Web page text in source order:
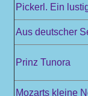
Pickerl. Ein
Aus deutscher
Prinz Tunora
Mozarts kleine